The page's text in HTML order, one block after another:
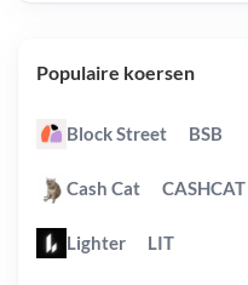
Populaire koersen
Block Street BSB
Cash Cat CASHCAT
Lighter LIT